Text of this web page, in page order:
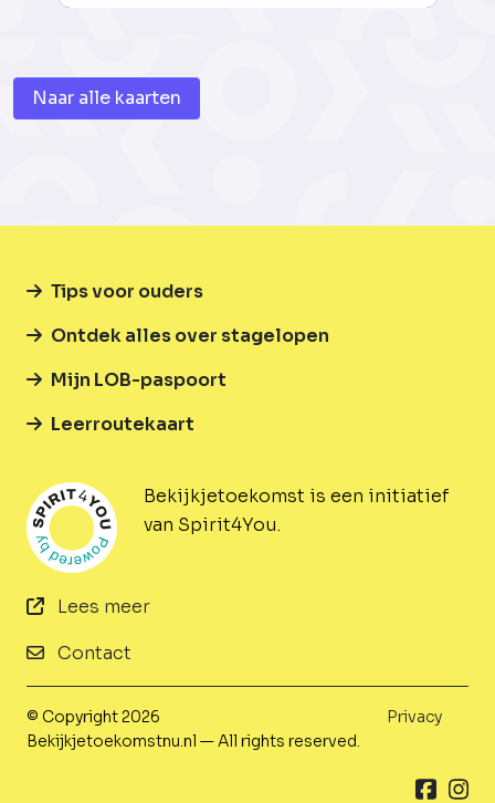
Naar alle kaarten
Bekijkjetoekomst is een initiatief
van Spirit4You.
Lees meer
Contact
Tips voor ouders
Ontdek alles over stagelopen
Mijn LOB-paspoort
Leerroutekaart
© Copyright 2026
Bekijkjetoekomstnu.nl — All rights reserved.
Privacy